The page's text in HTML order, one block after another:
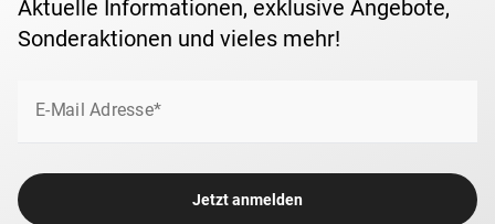
Ausgabeland Österreich
500 Schilling
Aktuelle Informationen, exklusive Angebote,
Sonderaktionen und vieles mehr!
E-Mail Adresse*
Jetzt anmelden